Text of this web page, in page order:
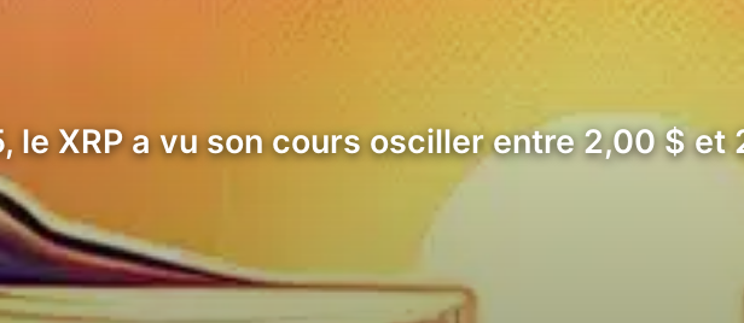
le XRP a vu son cours osciller entre 2,00 $